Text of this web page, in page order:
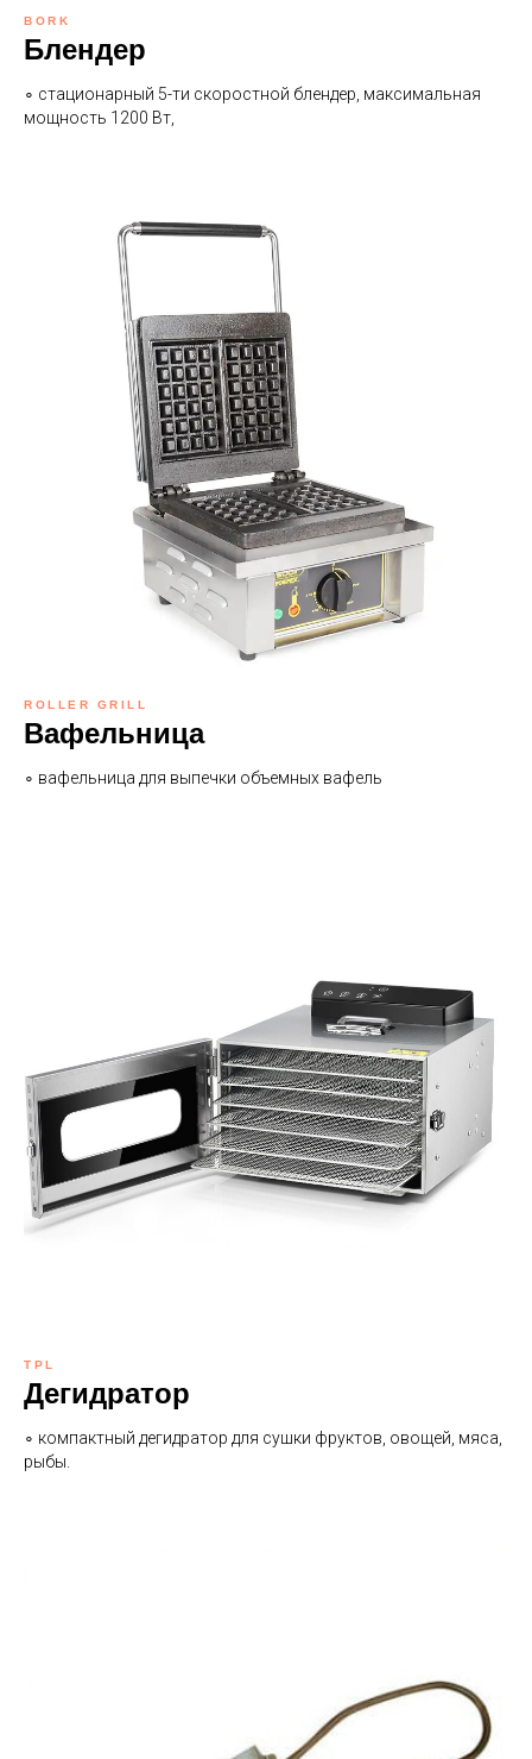
BORK
Блендер
∘ стационарный 5-ти скоростной блендер, максимальная
мощность 1200 Вт,
ROLLER GRILL
Вафельница
∘ вафельница для выпечки объемных вафель
TPL
Дегидратор
∘ компактный дегидратор для сушки фруктов, овощей, мяса,
рыбы.